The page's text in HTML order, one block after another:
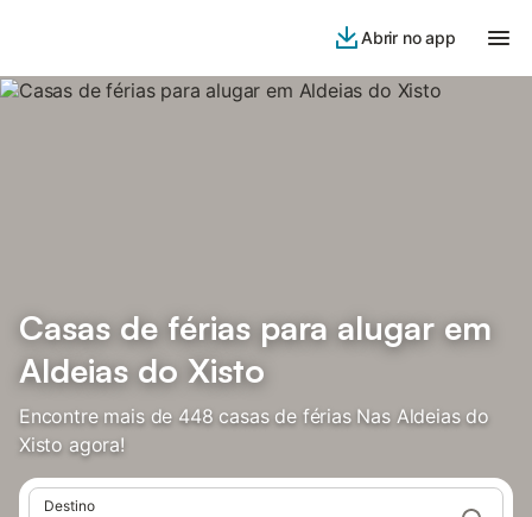
Abrir no app
Casas de férias para alugar em
Aldeias do Xisto
Encontre mais de 448 casas de férias Nas Aldeias do
Xisto agora!
Destino